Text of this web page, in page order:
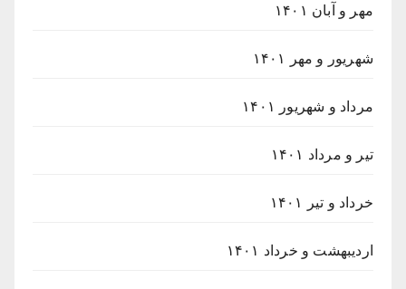
مهر و آبان ۱۴۰۱
شهریور و مهر ۱۴۰۱
مرداد و شهریور ۱۴۰۱
تیر و مرداد ۱۴۰۱
خرداد و تیر ۱۴۰۱
اردیبهشت و خرداد ۱۴۰۱